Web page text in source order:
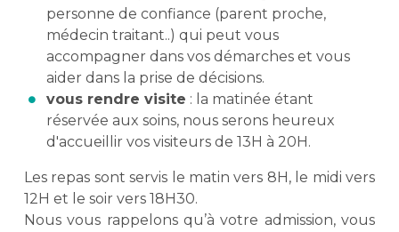
personne de confiance (parent proche,
médecin traitant..) qui peut vous
accompagner dans vos démarches et vous
aider dans la prise de décisions.
vous rendre visite : la matinée étant
réservée aux soins, nous serons heureux
d'accueillir vos visiteurs de 13H à 20H.
Les repas sont servis le matin vers 8H, le midi vers
12H et le soir vers 18H30.
Nous vous rappelons qu’à votre admission, vous